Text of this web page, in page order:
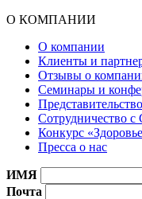
О КОМПАНИИ
О компании
Клиенты и
Отзывы о
Семинары и
Сотрудничество с
Конкурс
Пресса о нас
ИМЯ
Почта